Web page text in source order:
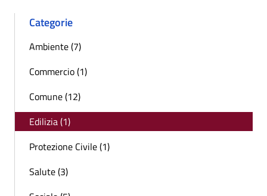
Categorie
Ambiente (7)
Commercio (1)
Comune (12)
Edilizia (1)
Protezione Civile (1)
Salute (3)